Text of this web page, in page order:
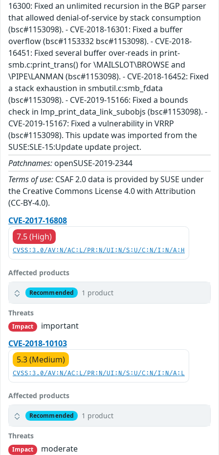
16300: Fixed an unlimited recursion in the BGP parser
that allowed denial-of-service by stack consumption
(bsc#1153098). - CVE-2018-16301: Fixed a buffer
overflow (bsc#1153332 bsc#1153098). - CVE-2018-
16451: Fixed several buffer over-reads in print-
smb.c:print_trans() for \MAILSLOT\BROWSE and
\PIPE\LANMAN (bsc#1153098). - CVE-2018-16452: Fixed
a stack exhaustion in smbutil.c:smb_fdata
(bsc#1153098). - CVE-2019-15166: Fixed a bounds
check in lmp_print_data_link_subobjs (bsc#1153098). -
CVE-2019-15167: Fixed a vulnerability in VRRP
(bsc#1153098). This update was imported from the
SUSE:SLE-15:Update update project.
Patchnames: openSUSE-2019-2344
Terms of use: CSAF 2.0 data is provided by SUSE under
the Creative Commons License 4.0 with Attribution
(CC-BY-4.0).
CVE-2017-16808
7.5 (High)
CVSS:3.0/AV:N/AC:L/PR:N/UI:N/S:U/C:N/I:N/A:H
Affected products
Recommended 1 product
Threats
Impact
important
CVE-2018-10103
5.3 (Medium)
CVSS:3.0/AV:N/AC:L/PR:N/UI:N/S:U/C:N/I:N/A:L
Affected products
Recommended 1 product
Threats
Impact
moderate